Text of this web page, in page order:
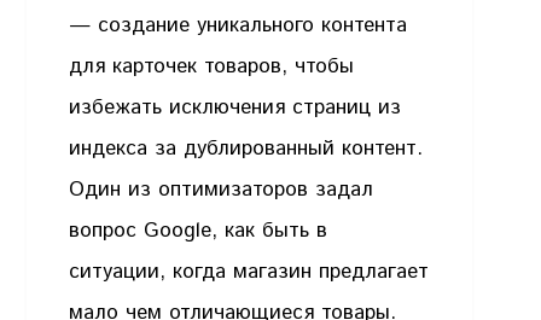
— создание уникального контента
для карточек товаров, чтобы
избежать исключения страниц из
индекса за дублированный контент.
Один из оптимизаторов задал
вопрос Google, как быть в
ситуации, когда магазин предлагает
мало чем отличающиеся товары.